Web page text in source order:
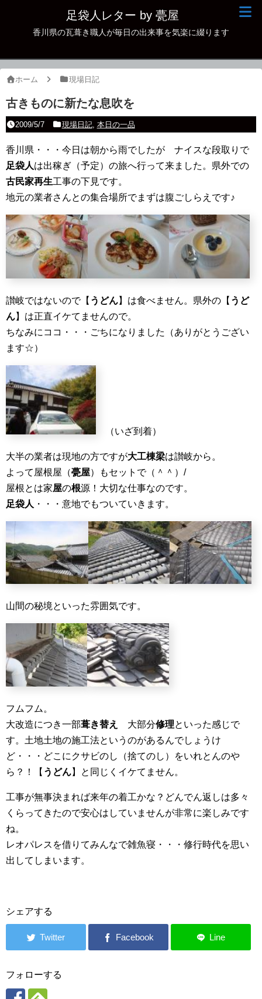
足袋人レター by 甍屋
香川県の瓦葺き職人が毎日の出来事を気楽に綴ります
ホーム 現場日記
古きものに新たな息吹を
2009/5/7 現場日記, 本日の一品
香川県・・・今日は朝から雨でしたが ナイスな段取りで
足袋人は出稼ぎ（予定）の旅へ行って来ました。県外での
古民家再生工事の下見です。
地元の業者さんとの集合場所でまずは腹ごしらえです♪
讃岐ではないので【 うどん】は食べません。県外の【 うど
ん】は正直イケてませんので。
ちなみにココ・・・ごちになりました（ありがとうござい
ます☆）
（いざ到着）
大半の業者は現地の方ですが大工棟梁は讃岐から。
よって屋根屋（甍屋）もセットで（＾＾）/
屋根とは家屋の根源！大切な仕事なのです。
足袋人 ・・・意地でもついていきます。
山間の秘境といった雰囲気です。
フムフム。
大改造につき一部葺き替え 大部分修理といった感じで
す。土地土地の施工法というのがあるんでしょうけ
ど・・・どこにクサビのし（捨てのし）をいれとんのや
ら？！【 うどん】と同じくイケてません。
工事が無事決まれば来年の着工かな？どんでん返しは多々
くらってきたので安心はしていませんが非常に楽しみです
ね。
レオパレスを借りてみんなで雑魚寝・・・修行時代を思い
出してしまいます。
シェアする
フォローする
現場日記
古瓦
本日の一品
その他